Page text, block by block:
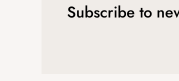
Subscribe to